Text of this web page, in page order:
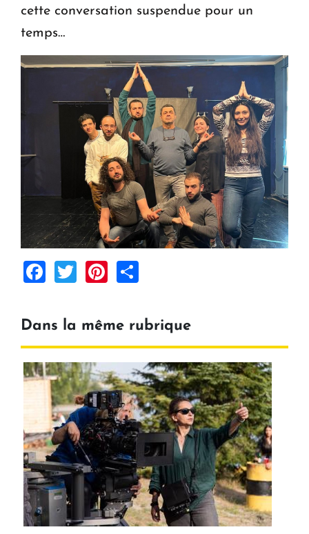
cette conversation suspendue pour un
temps…
Facebook
TwitterPinterest
Dans la même rubrique